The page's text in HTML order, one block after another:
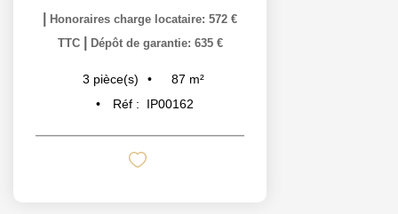
Honoraires charge locataire: 572 €
TTC
Dépôt de garantie: 635 €
3 pièce(s) 87 m²
Réf :
IP00162